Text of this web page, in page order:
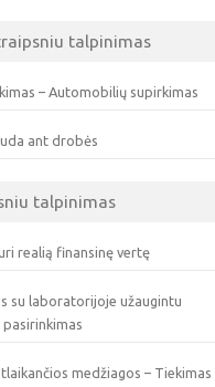
talpinimas
– Automobilių supirkimas
ant drobės
talpinimas
realią finansinę vertę
su laboratorijoje užaugintu
medžiagos – Tiekimas